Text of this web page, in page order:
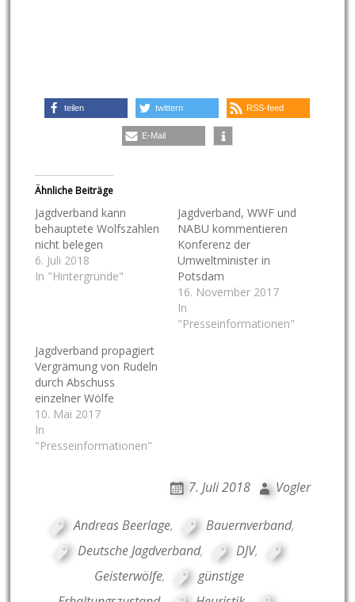
teilen twittern RSS-feed
E-Mail
Ähnliche Beiträge
Jagdverband kann
behauptete Wolfszahlen
nicht belegen
6. Juli 2018
In "Hintergründe"
Jagdverband, WWF und
NABU kommentieren
Konferenz der
Umweltminister in
Potsdam
16. November 2017
In
"Presseinformationen"
Jagdverband propagiert
Vergrämung von Rudeln
durch Abschuss
einzelner Wölfe
10. Mai 2017
In
"Presseinformationen"
7. Juli 2018 Vogler
Andreas Beerlage, Bauernverband,
Deutsche Jagdverband, DJV,
Geisterwölfe,
günstige